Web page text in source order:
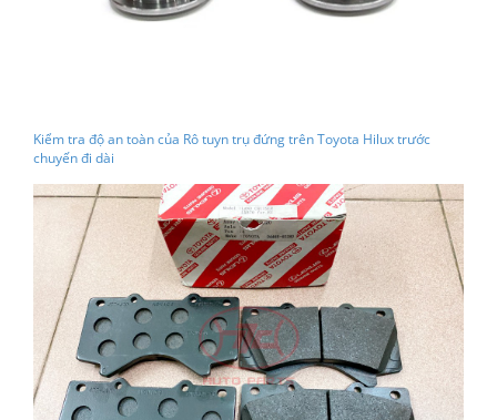
Kiểm tra độ an toàn của Rô tuyn trụ đứng trên Toyota Hilux trước
chuyến đi dài